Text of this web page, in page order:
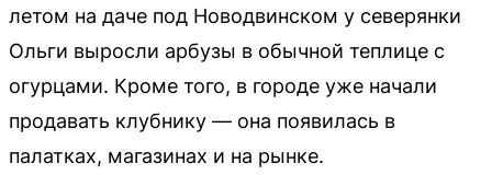
летом на даче под Новодвинском у северянки
Ольги выросли арбузы в обычной теплице с
огурцами. Кроме того, в городе уже начали
продавать клубнику — она появилась в
палатках, магазинах и на рынке.